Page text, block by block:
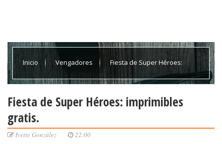
Inicio Vengadores Fiesta de Super Héroes:
Fiesta de Super Héroes: imprimibles
gratis.
Ivette González 22:00